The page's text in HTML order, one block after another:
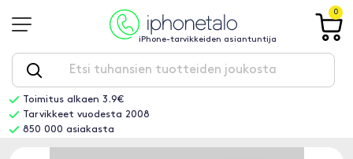
iPhone-tarvikkeiden asiantuntija
0
Toimitus alkaen 3.9€
Tarvikkeet vuodesta 2008
850 000 asiakasta